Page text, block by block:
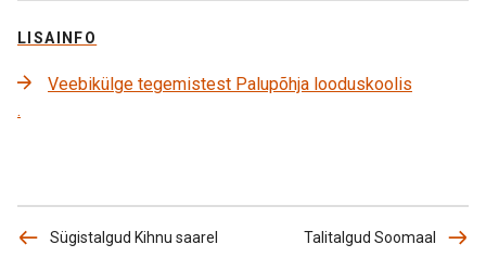
LISAINFO
Veebikülge tegemistest Palupõhja looduskoolis
.
Sügistalgud Kihnu saarel Talitalgud Soomaal